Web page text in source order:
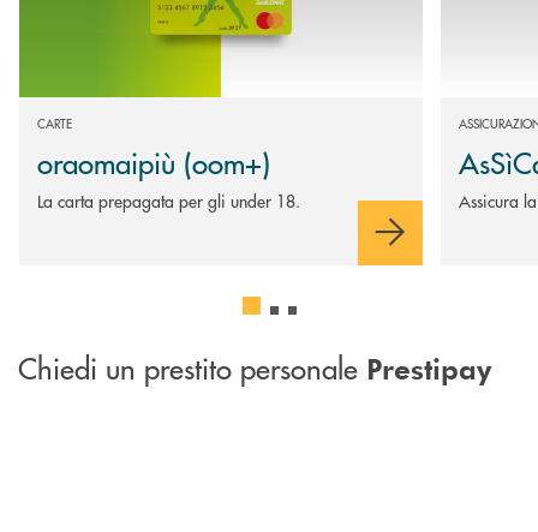
CARTE
oraomaipiù (oom+)
La carta prepagata per gli under 18. Assicura
Chiedi un prestito personale Prestipay